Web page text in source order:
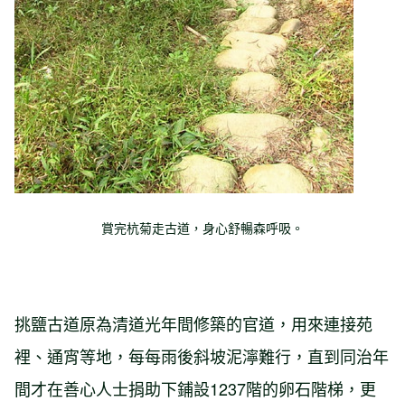
賞完杭菊走古道，身心舒暢森呼吸。
挑鹽古道原為清道光年間修築的官道，用來連接苑
裡、通宵等地，每每雨後斜坡泥濘難行，直到同治年
間才在善心人士捐助下鋪設1237階的卵石階梯，更